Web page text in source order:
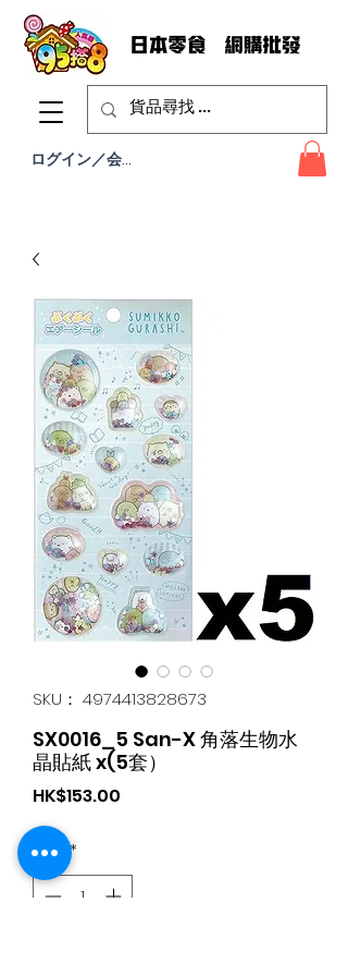
ログイン／会員登録
SKU： 4974413828673
SX0016_5 San-X 角落生物水
晶貼紙 x(5套）
HK$153.00
数量 *